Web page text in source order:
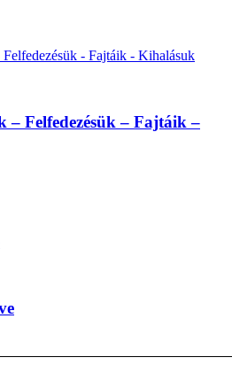
– Felfedezésük – Fajtáik –